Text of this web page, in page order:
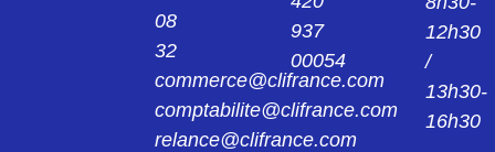
08
32
commerce@clifrance.com
comptabilite@clifrance.com
relance@clifrance.com
937
00054
12h30
/
13h30-
16h30